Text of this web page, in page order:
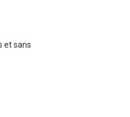
et sans